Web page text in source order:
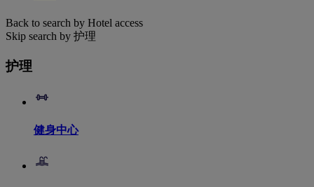
Back to search by Hotel access
Skip search by 护理
护理
健身中心